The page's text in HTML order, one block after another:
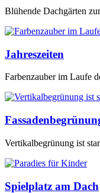
Blühende Dachgärten
Jahreszeiten
Farbenzauber im Laufe
Vertikalbegrünung ist
Spielplatz am Dach